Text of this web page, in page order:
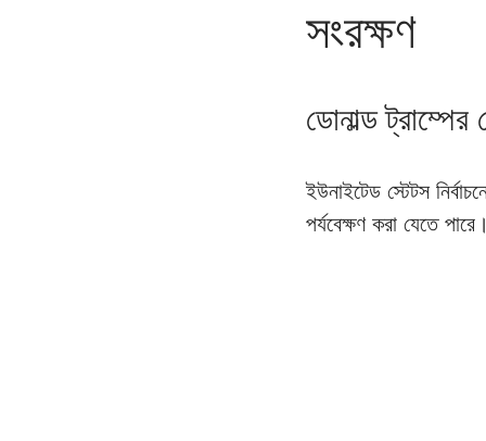
সংরক্ষণ
ডোনাল্ড
ইউনাইটেড স্টেটস
পর্যবেক্ষণ করা যেতে পারে।